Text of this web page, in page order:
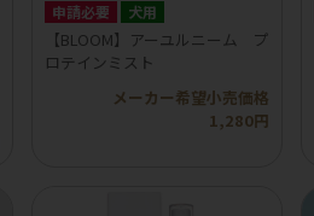
申請必要 犬用
【BLOOM】アーユルニーム プ
ロテインミスト
メーカー希望小売価格
1,280円